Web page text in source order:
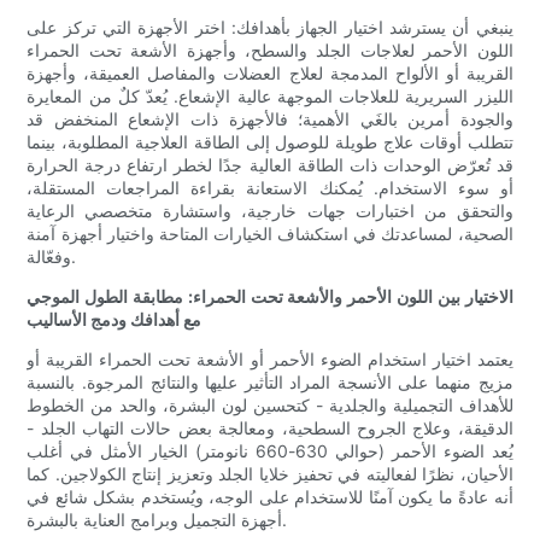
ينبغي أن يسترشد اختيار الجهاز بأهدافك: اختر الأجهزة التي تركز على
اللون الأحمر لعلاجات الجلد والسطح، وأجهزة الأشعة تحت الحمراء
القريبة أو الألواح المدمجة لعلاج العضلات والمفاصل العميقة، وأجهزة
الليزر السريرية للعلاجات الموجهة عالية الإشعاع. يُعدّ كلٌ من المعايرة
والجودة أمرين بالغَي الأهمية؛ فالأجهزة ذات الإشعاع المنخفض قد
تتطلب أوقات علاج طويلة للوصول إلى الطاقة العلاجية المطلوبة، بينما
قد تُعرّض الوحدات ذات الطاقة العالية جدًا لخطر ارتفاع درجة الحرارة
أو سوء الاستخدام. يُمكنك الاستعانة بقراءة المراجعات المستقلة،
والتحقق من اختبارات جهات خارجية، واستشارة متخصصي الرعاية
الصحية، لمساعدتك في استكشاف الخيارات المتاحة واختيار أجهزة آمنة
وفعّالة.
الاختيار بين اللون الأحمر والأشعة تحت الحمراء: مطابقة الطول الموجي
مع أهدافك ودمج الأساليب
يعتمد اختيار استخدام الضوء الأحمر أو الأشعة تحت الحمراء القريبة أو
مزيج منهما على الأنسجة المراد التأثير عليها والنتائج المرجوة. بالنسبة
للأهداف التجميلية والجلدية - كتحسين لون البشرة، والحد من الخطوط
الدقيقة، وعلاج الجروح السطحية، ومعالجة بعض حالات التهاب الجلد -
يُعد الضوء الأحمر (حوالي 630-660 نانومتر) الخيار الأمثل في أغلب
الأحيان، نظرًا لفعاليته في تحفيز خلايا الجلد وتعزيز إنتاج الكولاجين. كما
أنه عادةً ما يكون آمنًا للاستخدام على الوجه، ويُستخدم بشكل شائع في
أجهزة التجميل وبرامج العناية بالبشرة.